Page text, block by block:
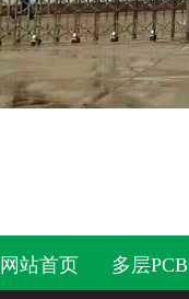
网站首页 多层PCB